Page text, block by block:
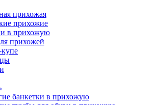
прихожая
прихожие
в прихожую
прихожей
банкетки в прихожую